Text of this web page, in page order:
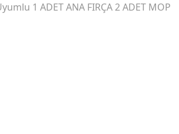
1 ADET ANA FIRÇA 2 ADET MOP